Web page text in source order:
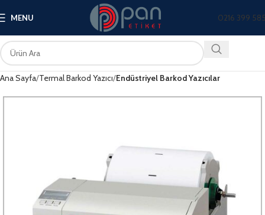
MENU 0216 399
Ana Sayfa Termal Barkod Yazıcı Endüstriyel Barkod Yazıcılar